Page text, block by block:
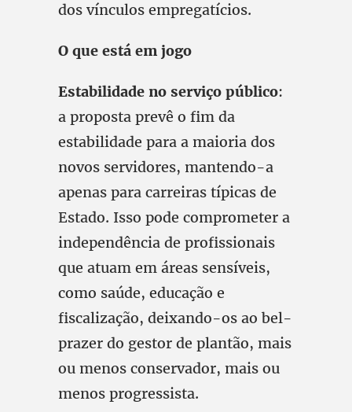
dos vínculos empregatícios.
O que está em jogo
Estabilidade no serviço público:
a proposta prevê o fim da
estabilidade para a maioria dos
novos servidores, mantendo-a
apenas para carreiras típicas de
Estado. Isso pode comprometer a
independência de profissionais
que atuam em áreas sensíveis,
como saúde, educação e
fiscalização, deixando-os ao bel-
prazer do gestor de plantão, mais
ou menos conservador, mais ou
menos progressista.